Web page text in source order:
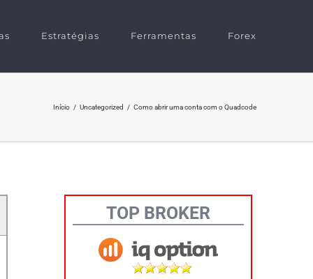
Estratégias Ferramentas Forex
Início / Uncategorized / Como abrir uma conta com o Quadcode
TOP BROKER